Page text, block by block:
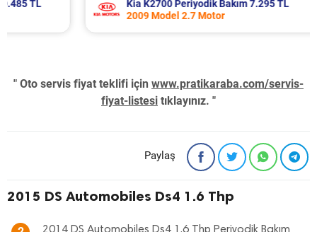
Kia K2700 Periyodik Bakım 7.295 TL
2009 Model 2.7 Motor
" Oto servis fiyat teklifi için www.pratikaraba.com/servis-
fiyat-listesi tıklayınız. "
Paylaş
2015 DS Automobiles Ds4 1.6 Thp